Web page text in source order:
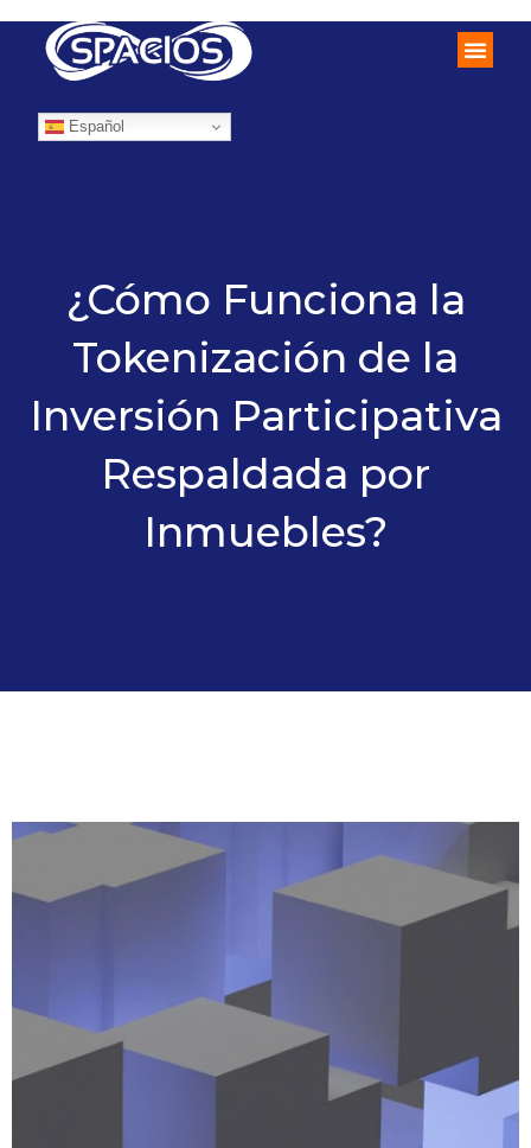
Español
¿Cómo Funciona la
Tokenización de la
Inversión Participativa
Respaldada por
Inmuebles?